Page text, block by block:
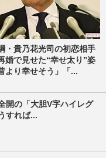
・貴乃花光司の初恋相手
婚で見せた“幸せ太り”姿
より幸せそう」「...
開の「大胆V字ハイレグ
すれば...